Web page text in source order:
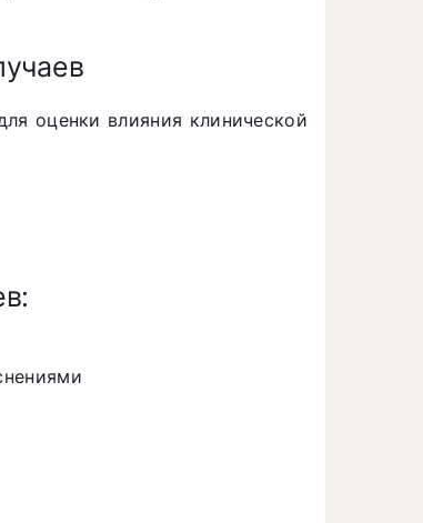
оценки влияния клинической